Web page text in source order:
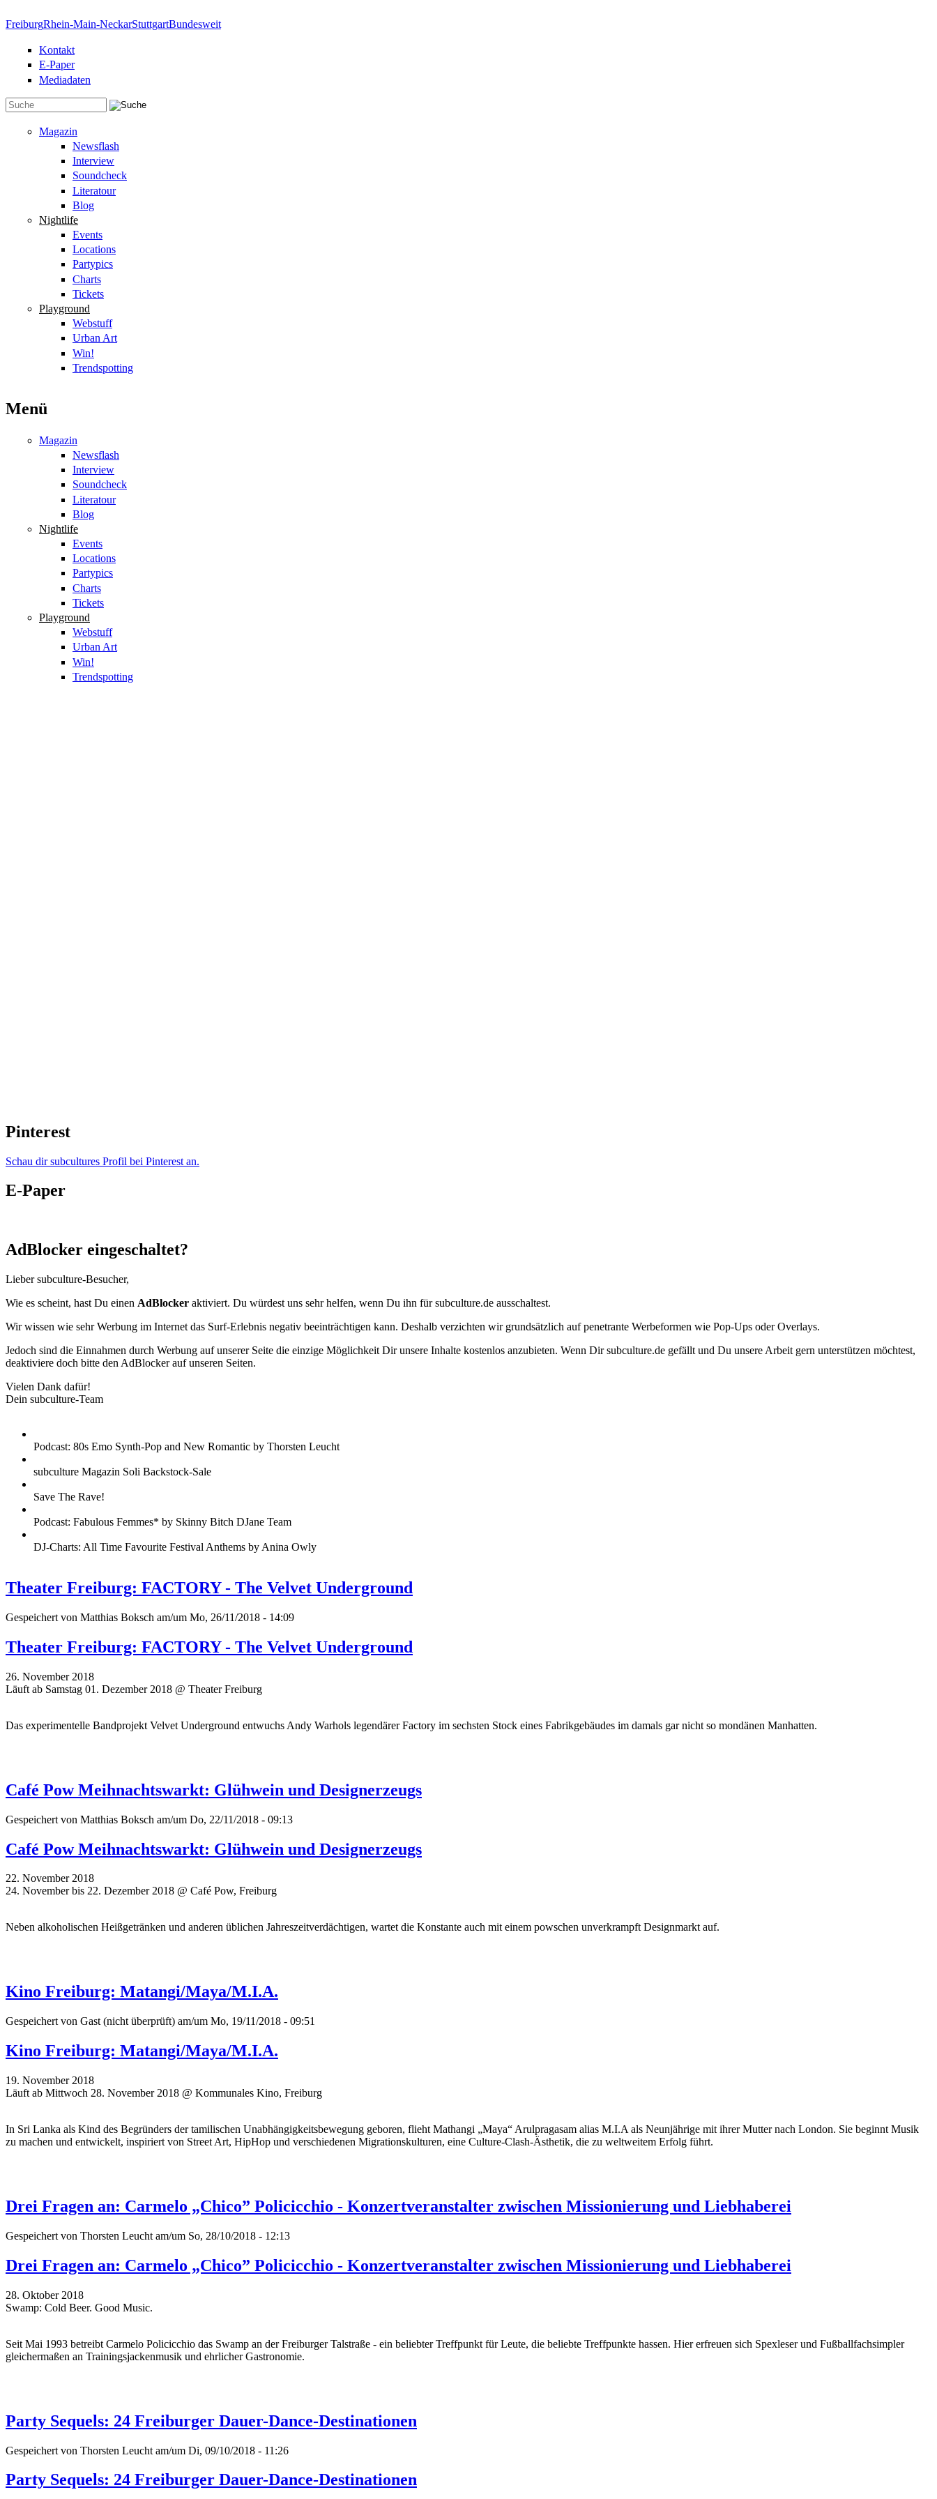
FreiburgRhein-Main-NeckarStuttgartBundesweit
Kontakt
E-Paper
Mediadaten
Magazin
Newsflash
Interview
Soundcheck
Literatour
Blog
Nightlife
Events
Locations
Partypics
Charts
Tickets
Playground
Webstuff
Urban Art
Win!
Trendspotting
Menü
Magazin
Newsflash
Interview
Soundcheck
Literatour
Blog
Nightlife
Events
Locations
Partypics
Charts
Tickets
Playground
Webstuff
Urban Art
Win!
Trendspotting
Pinterest
Schau dir subcultures Profil bei Pinterest an.
E-Paper
AdBlocker eingeschaltet?
Lieber subculture-Besucher,
Wie es scheint, hast Du einen AdBlocker aktiviert. Du würdest uns sehr helfen, wenn Du ihn für subculture.de ausschaltest.
Wir wissen wie sehr Werbung im Internet das Surf-Erlebnis negativ beeinträchtigen kann. Deshalb verzichten wir grundsätzlich auf penetrante Werbeformen wie Pop-Ups oder Overlays.
Jedoch sind die Einnahmen durch Werbung auf unserer Seite die einzige Möglichkeit Dir unsere Inhalte kostenlos anzubieten. Wenn Dir subculture.de gefällt und Du unsere Arbeit gern unterstützen möchtest,
deaktiviere doch bitte den AdBlocker auf unseren Seiten.
Vielen Dank dafür!
Dein subculture-Team
Podcast: 80s Emo Synth-Pop and New Romantic by Thorsten Leucht
subculture Magazin Soli Backstock-Sale
Save The Rave!
Podcast: Fabulous Femmes* by Skinny Bitch DJane Team
DJ-Charts: All Time Favourite Festival Anthems by Anina Owly
Theater Freiburg: FACTORY - The Velvet Underground
Gespeichert von Matthias Boksch am/um Mo, 26/11/2018 - 14:09
Theater Freiburg: FACTORY - The Velvet Underground
26. November 2018
Läuft ab Samstag 01. Dezember 2018 @ Theater Freiburg
Das experimentelle Bandprojekt Velvet Underground entwuchs Andy Warhols legendärer Factory im sechsten Stock eines Fabrikgebäudes im damals gar nicht so mondänen Manhatten.
Café Pow Meihnachtswarkt: Glühwein und Designerzeugs
Gespeichert von Matthias Boksch am/um Do, 22/11/2018 - 09:13
Café Pow Meihnachtswarkt: Glühwein und Designerzeugs
22. November 2018
24. November bis 22. Dezember 2018 @ Café Pow, Freiburg
Neben alkoholischen Heißgetränken und anderen üblichen Jahreszeitverdächtigen, wartet die Konstante auch mit einem powschen unverkrampft Designmarkt auf.
Kino Freiburg: Matangi/Maya/M.I.A.
Gespeichert von Gast (nicht überprüft) am/um Mo, 19/11/2018 - 09:51
Kino Freiburg: Matangi/Maya/M.I.A.
19. November 2018
Läuft ab Mittwoch 28. November 2018 @ Kommunales Kino, Freiburg
In Sri Lanka als Kind des Begründers der tamilischen Unabhängigkeitsbewegung geboren, flieht Mathangi „Maya“ Arulpragasam alias M.I.A als Neunjährige mit ihrer Mutter nach London. Sie beginnt Musik
zu machen und entwickelt, inspiriert von Street Art, HipHop und verschiedenen Migrationskulturen, eine Culture-Clash-Ästhetik, die zu weltweitem Erfolg führt.
Drei Fragen an: Carmelo „Chico” Policicchio - Konzertveranstalter zwischen Missionierung und Liebhaberei
Gespeichert von Thorsten Leucht am/um So, 28/10/2018 - 12:13
Drei Fragen an: Carmelo „Chico” Policicchio - Konzertveranstalter zwischen Missionierung und Liebhaberei
28. Oktober 2018
Swamp: Cold Beer. Good Music.
Seit Mai 1993 betreibt Carmelo Policicchio das Swamp an der Freiburger Talstraße - ein beliebter Treffpunkt für Leute, die beliebte Treffpunkte hassen. Hier erfreuen sich Spexleser und Fußballfachsimpler
gleichermaßen an Trainingsjackenmusik und ehrlicher Gastronomie.
Party Sequels: 24 Freiburger Dauer-Dance-Destinationen
Gespeichert von Thorsten Leucht am/um Di, 09/10/2018 - 11:26
Party Sequels: 24 Freiburger Dauer-Dance-Destinationen